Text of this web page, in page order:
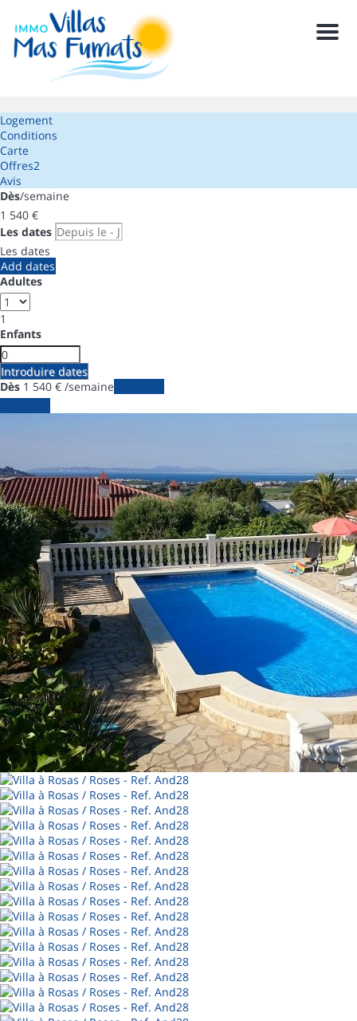
Menu
Logement
Conditions
Carte
Offres2
Avis
Dès/semaine
1 540 €
Les dates
Les dates
Add dates
Adultes
1
Enfants
Introduire dates
Dès 1 540 € /semaine